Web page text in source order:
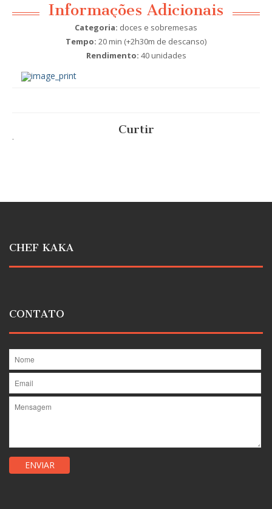
Informações Adicionais
Categoria: doces e sobremesas
Tempo: 20 min (+2h30m de descanso)
Rendimento: 40 unidades
Curtir
.
CHEF KAKA
CONTATO